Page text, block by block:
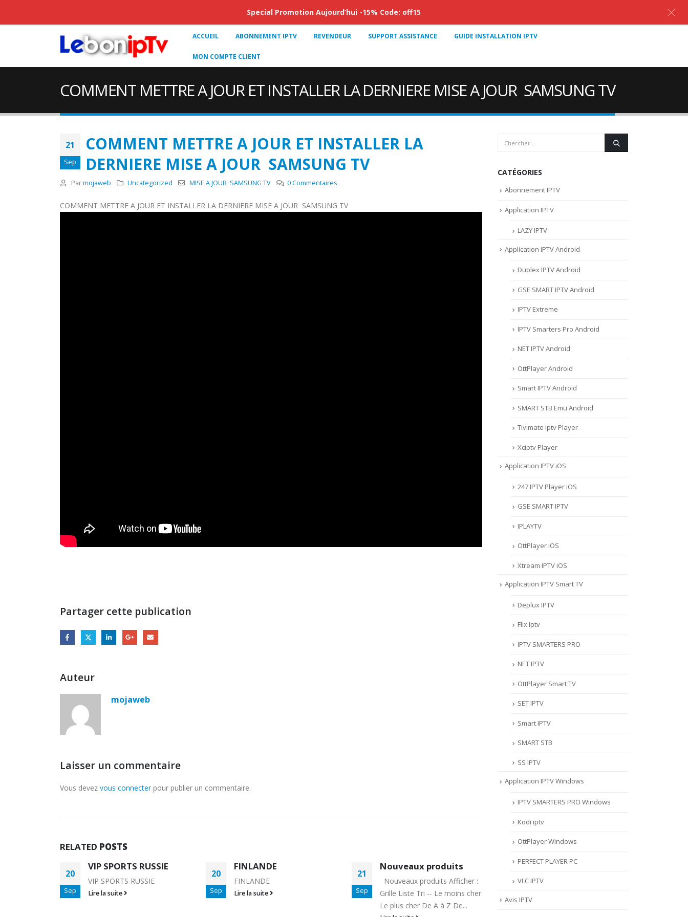
ACCUEIL ABONNEMENT IPTV REVENDEUR SUPPORT ASSISTANCE GUIDE INSTALLATION IPTV
MON COMPTE CLIENT
COMMENT METTRE A JOUR ET INSTALLER LA DERNIERE MISE A JOUR SAMSUNG TV
21
Sep
COMMENT METTRE A JOUR ET INSTALLER LA
DERNIERE MISE A JOUR SAMSUNG TV
Par mojaweb Uncategorized MISE A JOUR SAMSUNG TV 0 Commentaires
COMMENT METTRE A JOUR ET INSTALLER LA DERNIERE MISE A JOUR SAMSUNG TV
Partager cette publication
Auteur
mojaweb
Laisser un commentaire
Vous devez vous connecterpour publier un commentaire.
RELATED POSTS
20
Sep
FINLANDE
FINLANDE
Lire la suite
21
Sep
Nouveaux produits
Nouveaux produits Afficher :
Grille Liste Tri -- Le moins cher
20
Sep
GRANDE BRETAGNE
CHAINES TV DE
DIVERTISSEMENT
GRANDE BRETAGNE CHAINES
TV DE DIVERTISSEMENT
LIVRAISON
LIVRAISON GRATUITE PAR
Le transport de votre colis
CATÉGORIES
Abonnement IPTV
Application IPTV
LAZY IPTV
Application IPTV Android
Duplex IPTV Android
GSE SMART IPTV Android
IPTV Extreme
IPTV Smarters Pro Android
NET IPTV Android
OttPlayer Android
Smart IPTV Android
SMART STB Emu Android
Tivimate iptv Player
Xciptv Player
Application IPTV iOS
247 IPTV Player iOS
‎GSE SMART IPTV
IPLAYTV
OttPlayer iOS
Xtream IPTV iOS
Application IPTV Smart TV
Deplux IPTV
Flix Iptv
IPTV SMARTERS PRO
NET IPTV
OttPlayer Smart TV
SET IPTV
Smart IPTV
SMART STB
SS IPTV
Application IPTV Windows
IPTV SMARTERS PRO Windows
Kodi iptv
OttPlayer Windows
PERFECT PLAYER PC
VLC IPTV
Avis IPTV
Special Promotion Aujourd’hui -15% Code: off15